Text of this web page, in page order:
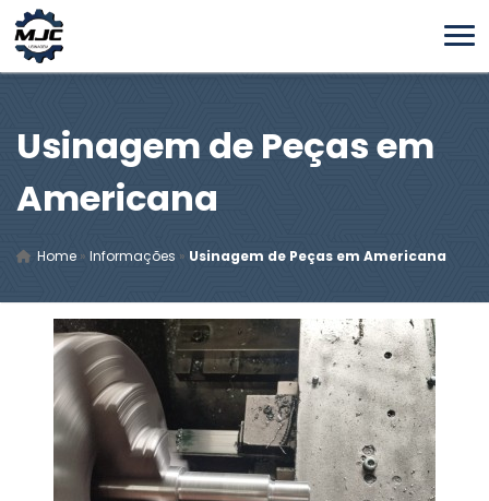
Usinagem de Peças em
Americana
Home » Informações » Usinagem de Peças em Americana